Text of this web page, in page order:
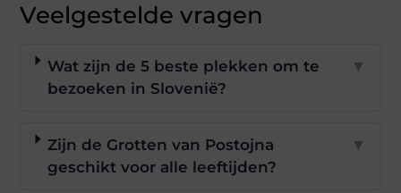
Veelgestelde vragen
Wat zijn de 5 beste plekken om te
bezoeken in Slovenië?
▼
Zijn de Grotten van Postojna
geschikt voor alle leeftijden?
▼